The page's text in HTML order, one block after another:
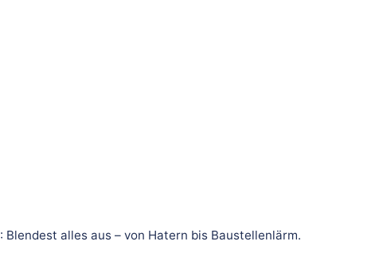
: Blendest alles aus – von Hatern bis Baustellenlärm.